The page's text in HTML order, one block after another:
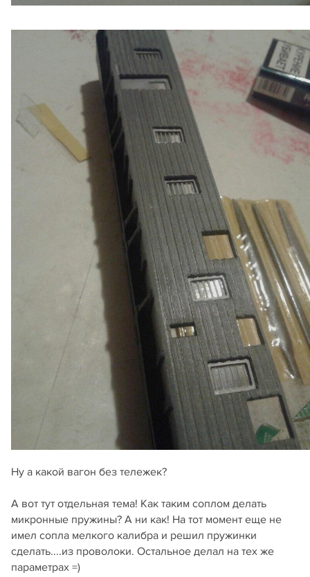
Ну а какой вагон без тележек?
А вот тут отдельная тема! Как таким соплом делать
микронные пружины? А ни как! На тот момент еще не
имел сопла мелкого калибра и решил пружинки
сделать....из проволоки. Остальное делал на тех же
параметрах =)